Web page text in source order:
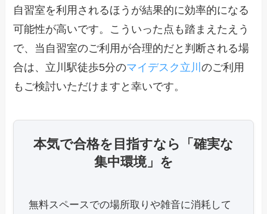
自習室を利用されるほうが結果的に効率的になる
可能性が高いです。こういった点も踏まえたえう
で、当自習室のご利用が合理的だと判断される場
合は、立川駅徒歩5分のマイデスク立川のご利用
もご検討いただけますと幸いです。
本気で合格を目指すなら「確実な
集中環境」を
無料スペースでの場所取りや雑音に消耗して